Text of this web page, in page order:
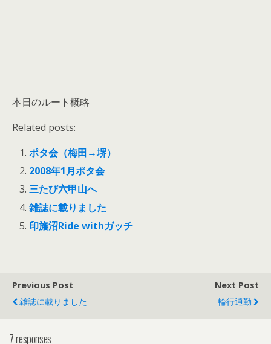
本日のルート概略
Related posts:
ポタ会（梅田→堺）
2008年1月ポタ会
三たび六甲山へ
雑誌に載りました
印旛沼Ride withガッチ
Previous Post
雑誌に載りました
Next Post
輪行通勤
7 responses